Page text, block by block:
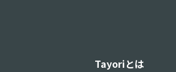
Tayoriとは